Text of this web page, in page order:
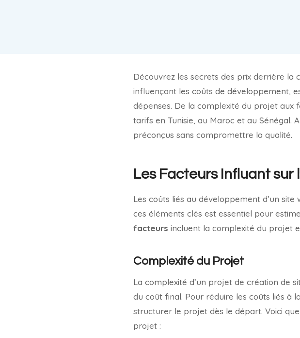
Découvrez les secrets des prix derrière la
influençant les coûts de développement,
dépenses. De la complexité du projet aux
tarifs en Tunisie, au Maroc et au Sénégal.
préconçus sans compromettre la qualité.
Les Facteurs Influant sur
Les coûts liés au développement d’un
ces éléments clés est essentiel pour
facteurs incluent la complexité du projet
Complexité du Projet
La complexité d’un projet de création de
du coût final. Pour réduire les coûts liés à
structurer le projet dès le départ. Voici
projet :